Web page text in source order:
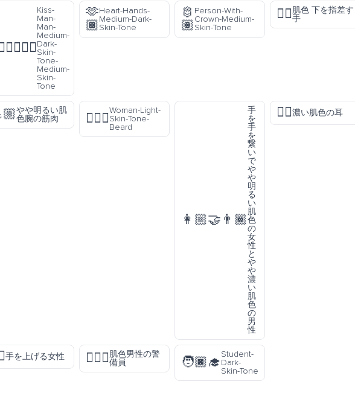
Kiss-
Man-
Man-
Medium-
Dark-
Skin-
Tone-
Medium-
Skin-
Tone
🫶
🏾
Heart-Hands-
Medium-Dark-
Skin-Tone
🫅
🏽
Person-With-
Crown-Medium-
Skin-Tone
👇🏽肌色 下を指差す
手
やや明るい肌
色腕の筋肉
🧔🏻‍♀️
Woman-Light-
Skin-Tone-
Beard
👩🏼‍🤝‍👨🏾
手
を
手
を
繋
い
で
や
や
明
る
い
肌
色
の
女
性
と
や
や
濃
い
肌
色
の
男
性
👂🏿濃い肌色の耳
手を上げる女性 💂🏽‍♂️肌色男性の警
備員
🧑🏿‍🎓
Student-
Dark-
Skin-Tone